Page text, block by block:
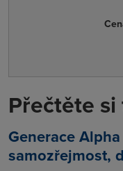
Přečtěte si
Generace
samozřejmost,